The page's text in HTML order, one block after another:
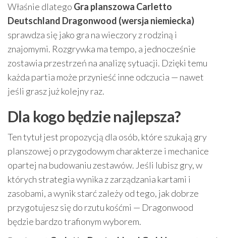
Właśnie dlatego Gra planszowa Carletto
Deutschland Dragonwood (wersja niemiecka)
sprawdza się jako gra na wieczory z rodziną i
znajomymi. Rozgrywka ma tempo, a jednocześnie
zostawia przestrzeń na analizę sytuacji. Dzięki temu
każda partia może przynieść inne odczucia — nawet
jeśli grasz już kolejny raz.
Dla kogo będzie najlepsza?
Ten tytuł jest propozycją dla osób, które szukają gry
planszowej o przygodowym charakterze i mechanice
opartej na budowaniu zestawów. Jeśli lubisz gry, w
których strategia wynika z zarządzania kartami i
zasobami, a wynik starć zależy od tego, jak dobrze
przygotujesz się do rzutu kośćmi — Dragonwood
będzie bardzo trafionym wyborem.